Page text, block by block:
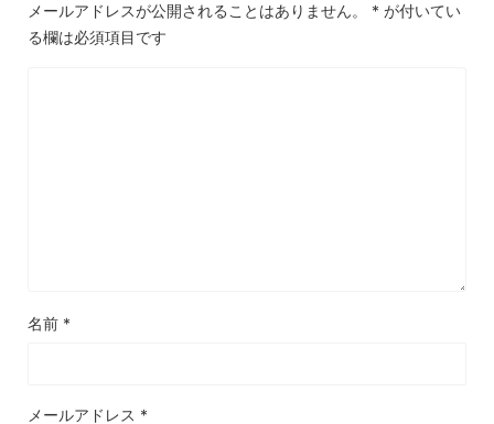
メールアドレスが公開されることはありません。 * が付いてい
る欄は必須項目です
名前 *
メールアドレス *